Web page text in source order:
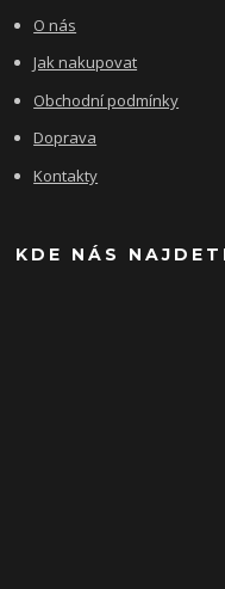
O nás
Jak nakupovat
Obchodní podmínky
Doprava
Kontakty
KDE NÁS